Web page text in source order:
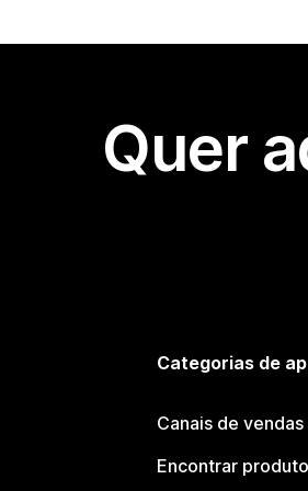
Quer
Categorias de
Canais de vendas
Encontrar